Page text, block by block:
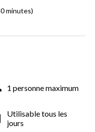
minutes)
1 personne maximum
Utilisable tous les
jours